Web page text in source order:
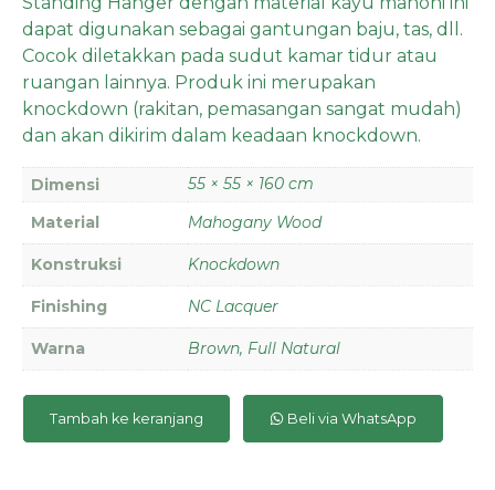
dapat digunakan sebagai gantungan baju, tas, dll.
Cocok diletakkan pada sudut kamar tidur atau
ruangan lainnya. Produk ini merupakan
knockdown (rakitan, pemasangan sangat mudah)
dan akan dikirim dalam keadaan knockdown.
Dimensi
55 × 55 × 160 cm
Material
Mahogany Wood
Konstruksi Knockdown
Finishing NC Lacquer
Warna Brown, Full Natural
Tambah ke keranjang Beli via WhatsApp